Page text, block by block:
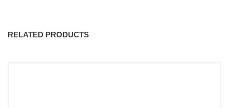
RELATED PRODUCTS